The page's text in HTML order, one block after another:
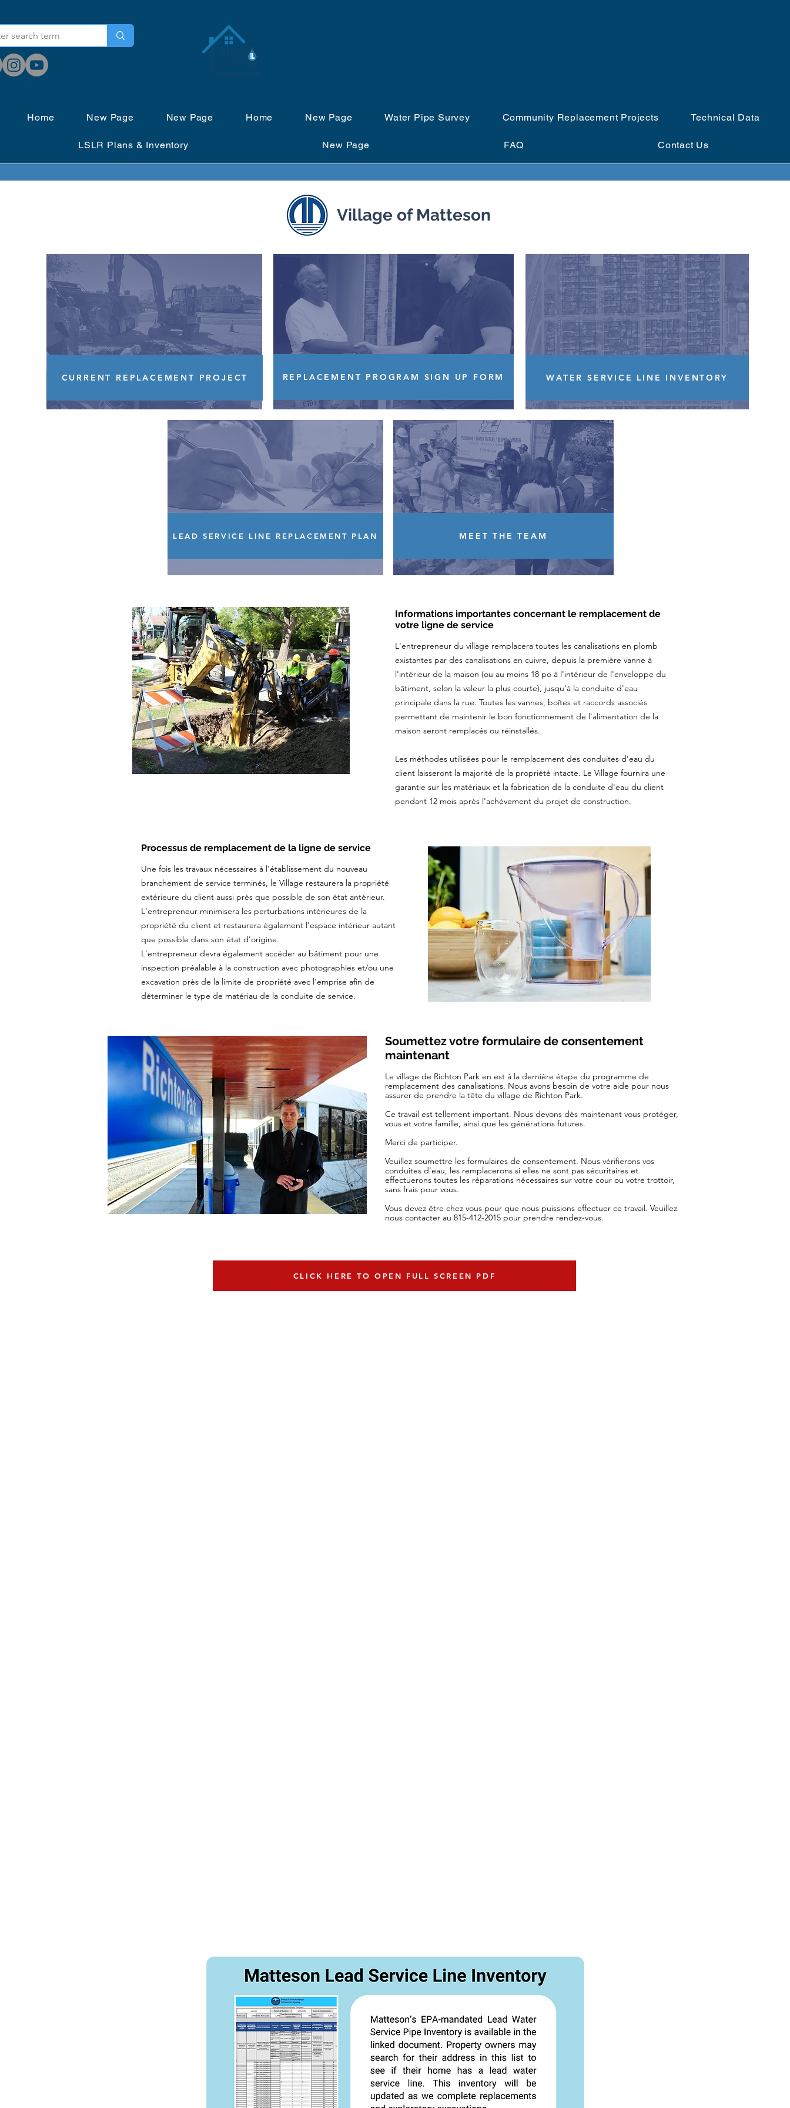
Home New Page New Page Home New Page Water Pipe Survey Community Replacement Projects Technical Data
LSLR Plans & Inventory New Page FAQ Contact Us
Village of Matteson
CURRENT REPLACEMENT PROJECT REPLACEMENT PROGRAM SIGN UP FORM WATER SERVICE LINE INVENTORY
LEAD SERVICE LINE REPLACEMENT PLAN MEET THE TEAM
Informations importantes concernant le remplacement de
votre ligne de service
L'entrepreneur du village remplacera toutes les canalisations en plomb
existantes par des canalisations en cuivre, depuis la première vanne à
l'intérieur de la maison (ou au moins 18 po à l'intérieur de l'enveloppe du
bâtiment, selon la valeur la plus courte), jusqu'à la conduite d'eau
principale dans la rue. Toutes les vannes, boîtes et raccords associés
permettant de maintenir le bon fonctionnement de l'alimentation de la
maison seront remplacés ou réinstallés.
Les méthodes utilisées pour le remplacement des conduites d’eau du
client laisseront la majorité de la propriété intacte. Le Village fournira une
garantie sur les matériaux et la fabrication de la conduite d'eau du client
pendant 12 mois après l'achèvement du projet de construction.
Processus de remplacement de la ligne de service
Une fois les travaux nécessaires à l'établissement du nouveau
branchement de service terminés, le Village restaurera la propriété
extérieure du client aussi près que possible de son état antérieur.
L'entrepreneur minimisera les perturbations intérieures de la
propriété du client et restaurera également l'espace intérieur autant
que possible dans son état d'origine.
L'entrepreneur devra également accéder au bâtiment pour une
inspection préalable à la construction avec photographies et/ou une
excavation près de la limite de propriété avec l'emprise afin de
déterminer le type de matériau de la conduite de service.
Soumettez votre formulaire de consentement
maintenant
Le village de Richton Park en est à la dernière étape du programme de
remplacement des canalisations. Nous avons besoin de votre aide pour nous
assurer de prendre la tête du village de Richton Park.
Ce travail est tellement important. Nous devons dès maintenant vous protéger,
vous et votre famille, ainsi que les générations futures.
Merci de participer.
Veuillez soumettre les formulaires de consentement. Nous vérifierons vos
conduites d’eau, les remplacerons si elles ne sont pas sécuritaires et
effectuerons toutes les réparations nécessaires sur votre cour ou votre trottoir,
sans frais pour vous.
Vous devez être chez vous pour que nous puissions effectuer ce travail. Veuillez
nous contacter au 815-412-2015 pour prendre rendez-vous.
CLICK HERE TO OPEN FULL SCREEN PDF